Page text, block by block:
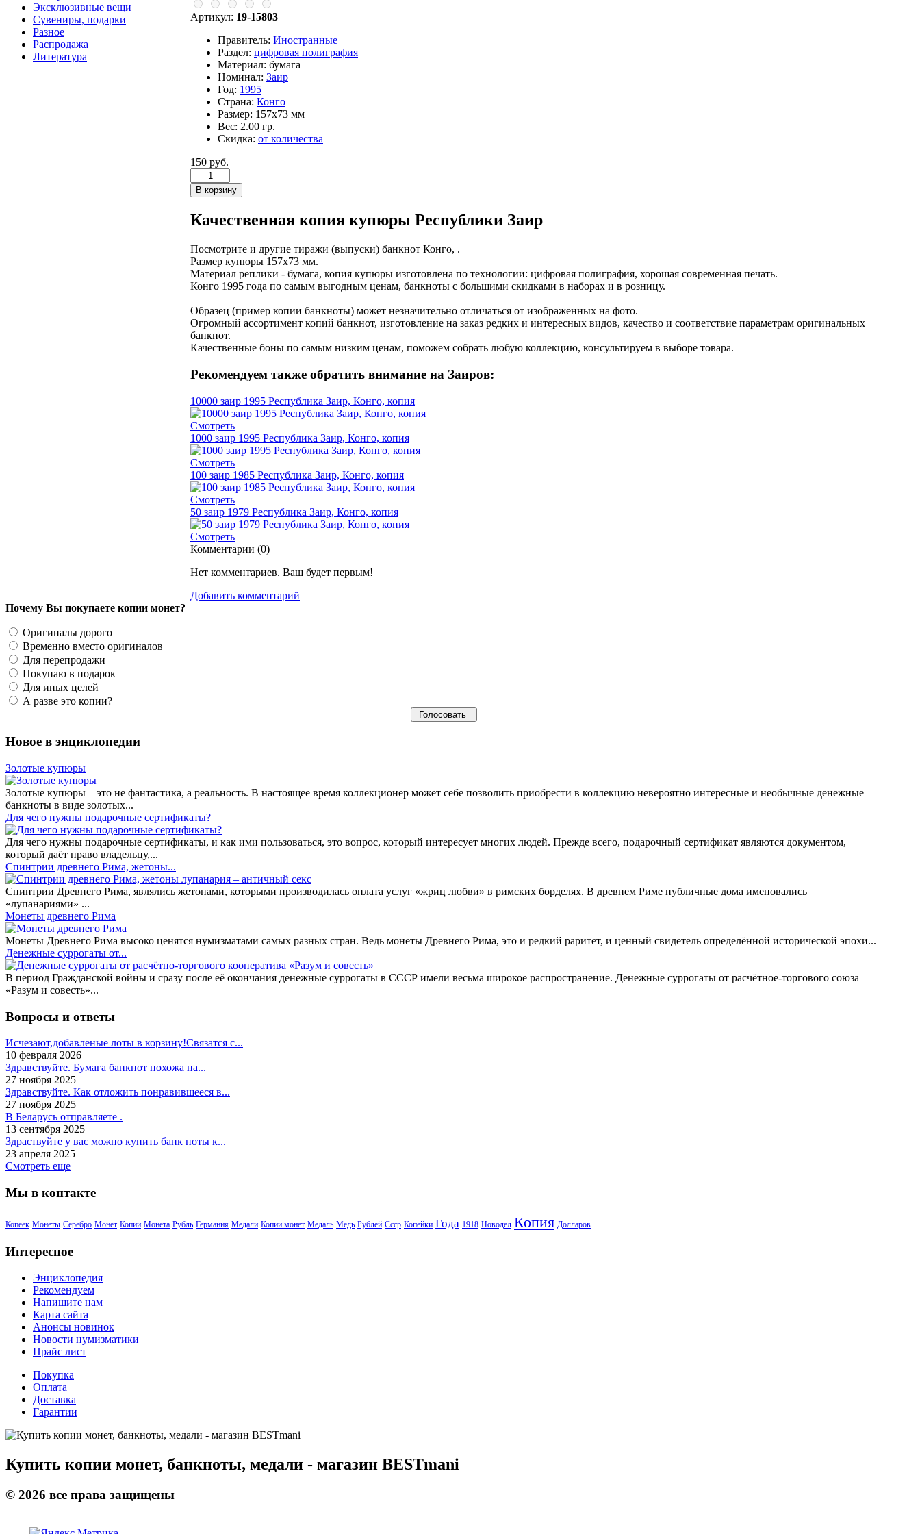
Артикул: 19-15803
Правитель: Иностранные
Раздел: цифровая полиграфия
Материал: бумага
Номинал: Заир
Год: 1995
Страна: Конго
Размер: 157х73 мм
Вес: 2.00 гр.
Скидка: от количества
150 руб.
Качественная копия купюры Республики Заир
Посмотрите и другие тиражи (выпуски) банкнот Конго, .
Размер купюры 157х73 мм.
Материал реплики - бумага, копия купюры изготовлена по технологии: цифровая полиграфия, хорошая современная печать.
Конго 1995 года по самым выгодным ценам, банкноты с большими скидками в наборах и в розницу.
Образец (пример копии банкноты) может незначительно отличаться от изображенных на фото.
Огромный ассортимент копий банкнот, изготовление на заказ редких и интересных видов, качество и соответствие параметрам оригинальных
банкнот.
Качественные боны по самым низким ценам, поможем собрать любую коллекцию, консультируем в выборе товара.
Рекомендуем также обратить внимание на Заиров:
10000 заир 1995 Республика Заир, Конго, копия
Смотреть
1000 заир 1995 Республика Заир, Конго, копия
Смотреть
100 заир 1985 Республика Заир, Конго, копия
Смотреть
50 заир 1979 Республика Заир, Конго, копия
Смотреть
Комментарии (0)
Нет комментариев. Ваш будет первым!
Добавить комментарий
Эксклюзивные вещи
Сувениры, подарки
Разное
Распродажа
Литература
Почему Вы покупаете копии монет?
Оригиналы дорого
Временно вместо оригиналов
Для перепродажи
Покупаю в подарок
Для иных целей
А разве это копии?
Новое в энциклопедии
Золотые купюры
Золотые купюры – это не фантастика, а реальность. В настоящее время коллекционер может себе позволить приобрести в коллекцию невероятно интересные и необычные денежные
банкноты в виде золотых...
​Для чего нужны подарочные сертификаты?
Для чего нужны подарочные сертификаты, и как ими пользоваться, это вопрос, который интересует многих людей. Прежде всего, подарочный сертификат являются документом,
который даёт право владельцу,...
Спинтрии древнего Рима, жетоны...
Спинтрии Древнего Рима, являлись жетонами, которыми производилась оплата услуг «жриц любви» в римских борделях. В древнем Риме публичные дома именовались
«лупанариями» ...
Монеты древнего Рима
Монеты Древнего Рима высоко ценятся нумизматами самых разных стран. Ведь монеты Древнего Рима, это и редкий раритет, и ценный свидетель определённой исторической эпохи...
Денежные суррогаты от...
В период Гражданской войны и сразу после её окончания денежные суррогаты в СССР имели весьма широкое распространение. Денежные суррогаты от расчётное-торгового союза
«Разум и совесть»...
Вопросы и ответы
Исчезают,добавленые лоты в корзину!Связатся с...
10 февраля 2026
Здравствуйте. Бумага банкнот похожа на...
27 ноября 2025
Здравствуйте. Как отложить понравившееся в...
27 ноября 2025
В Беларусь отправляете .
13 сентября 2025
Здраствуйте у вас можно купить банк ноты к...
23 апреля 2025
Смотреть еще
Мы в контакте
Копеек Монеты Серебро Монет Копии Монета Рубль Германия Медали Копии монет Медаль Медь Рублей Ссср Копейки Года 1918 Новодел Копия Долларов
Интересное
Энциклопедия
Рекомендуем
Напишите нам
Карта сайта
Анонсы новинок
Новости нумизматики
Прайс лист
Покупка
Оплата
Доставка
Гарантии
Купить копии монет, банкноты, медали - магазин BESTmani
© 2026 все права защищены